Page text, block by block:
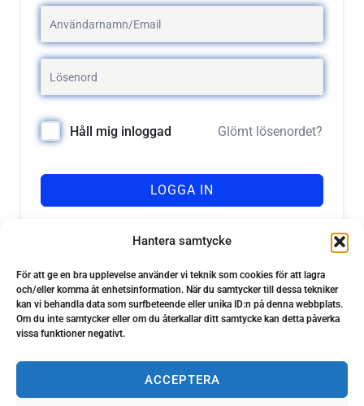
Hantera samtycke
För att ge en bra upplevelse använder vi teknik som cookies för att lagra
och/eller komma åt enhetsinformation. När du samtycker till dessa tekniker
kan vi behandla data som surfbeteende eller unika ID:n på denna webbplats.
Om du inte samtycker eller om du återkallar ditt samtycke kan detta påverka
vissa funktioner negativt.
ACCEPTERA
Håll mig inloggad Glömt lösenordet?
LOGGA IN
Har du inget konto? Registrera dig